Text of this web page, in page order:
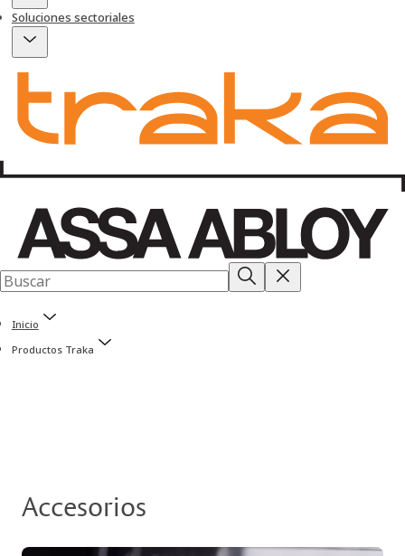
Soluciones sectoriales
Inicio
Productos Traka
Accesorios